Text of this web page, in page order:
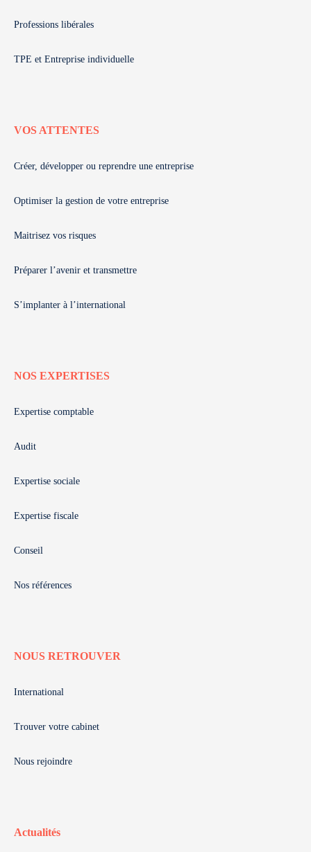
Professions libérales
TPE et Entreprise individuelle
VOS ATTENTES
Créer, développer ou reprendre une entreprise
Optimiser la gestion de votre entreprise
Maitrisez vos risques
Préparer l’avenir et transmettre
S’implanter à l’international
NOS EXPERTISES
Expertise comptable
Audit
Expertise sociale
Expertise fiscale
Conseil
Nos références
NOUS RETROUVER
International
Trouver votre cabinet
Nous rejoindre
Actualités